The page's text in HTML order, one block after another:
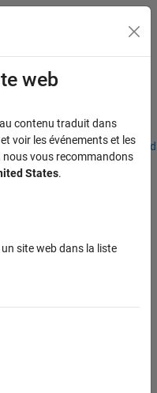
Adresses de nos bureaux
du menu
web
contenu traduit dans
voir les événements et les
nous vous recommandons
States.
site web dans la liste